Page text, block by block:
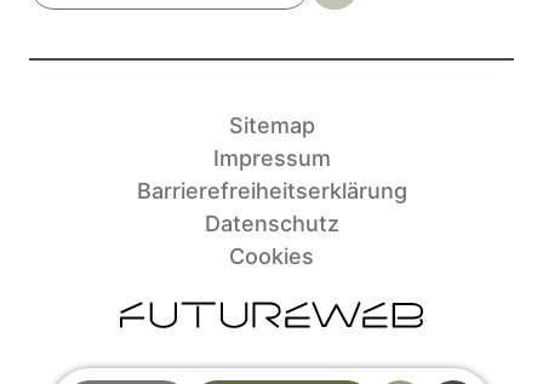
Sitemap
Impressum
Barrierefreiheitserklärung
Datenschutz
Cookies